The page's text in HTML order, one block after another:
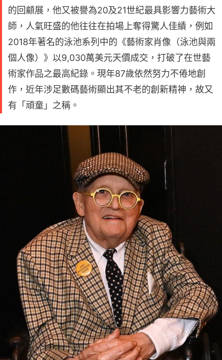
的回顧展，他又被譽為20及21世紀最具影響力藝術大
師，人氣旺盛的他往往在拍場上奪得驚人佳績，例如
2018年著名的泳池系列中的《藝術家肖像（泳池與兩
個人像）》以9,030萬美元天價成交，打破了在世藝
術家作品之最高紀錄。現年87歲依然努力不倦地創
作，近年涉足數碼藝術顯出其不老的創新精神，故又
有「頑童」之稱。